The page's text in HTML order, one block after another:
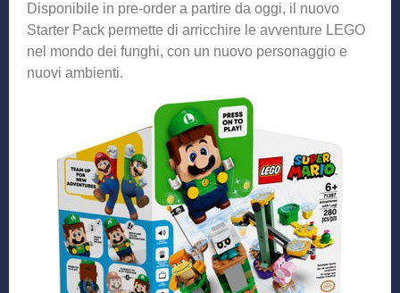
Disponibile in pre-order a partire da oggi, il nuovo
Starter Pack permette di arricchire le avventure LEGO
nel mondo dei funghi, con un nuovo personaggio e
nuovi ambienti.